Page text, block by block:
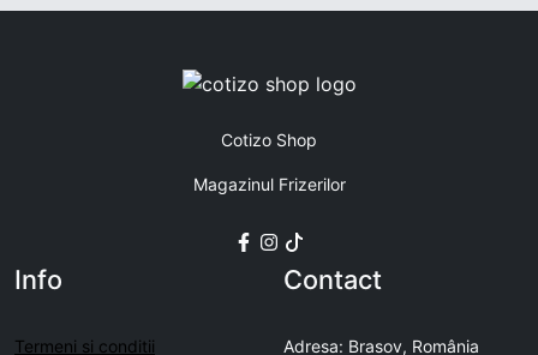
Cotizo Shop
Magazinul Frizerilor
Info
Termeni si conditii
Contact
Adresa: Brasov, România